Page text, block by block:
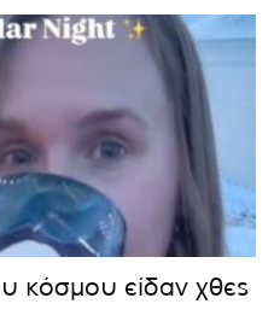
κόσμου είδαν χθες